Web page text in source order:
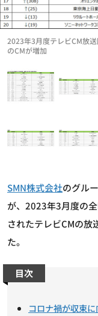
2023年3月度テレビCM放
のCMが増加
SMN株式会社のグル
が、2023年3月度の
されたテレビCMの放
た。
目次
コロナ禍が収束